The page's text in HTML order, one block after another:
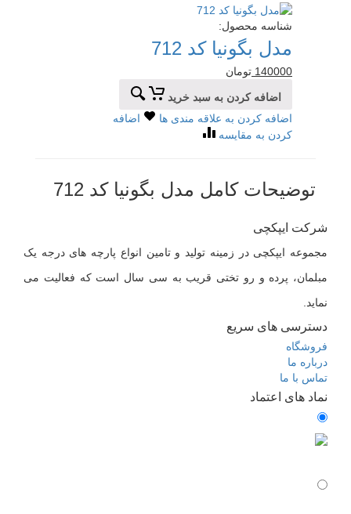
شناسه محصول:
مدل بگونیا کد 712
140000 تومان
اضافه کردن به سبد خرید
اضافه کردن به علاقه مندی ها
اضافه
کردن به مقایسه
توضیحات کامل مدل بگونیا کد 712
شرکت ایپکچی
مجموعه ایپکچی در زمینه تولید و تامین انواع پارچه های درجه یک
مبلمان، پرده و رو تختی قریب به سی سال است که فعالیت می
نماید.
دسترسی های سریع
فروشگاه
درباره ما
تماس با ما
نماد های اعتماد